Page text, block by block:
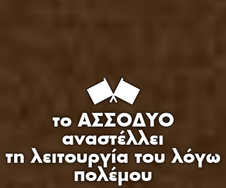
το ΑΣΣΟΔΥΟ
αναστέλλει
τη λειτουργία του λόγω
πολέμου